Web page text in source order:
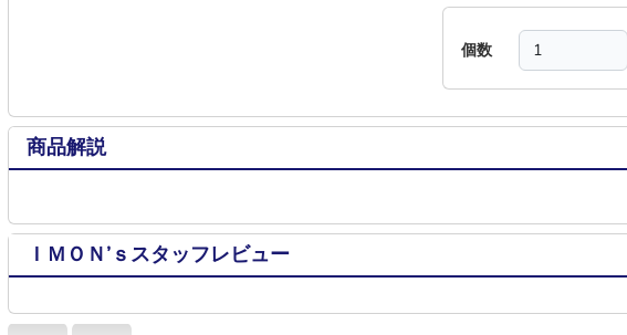
個数
商品解説
ＩＭＯＮ’ｓスタッフレビュー